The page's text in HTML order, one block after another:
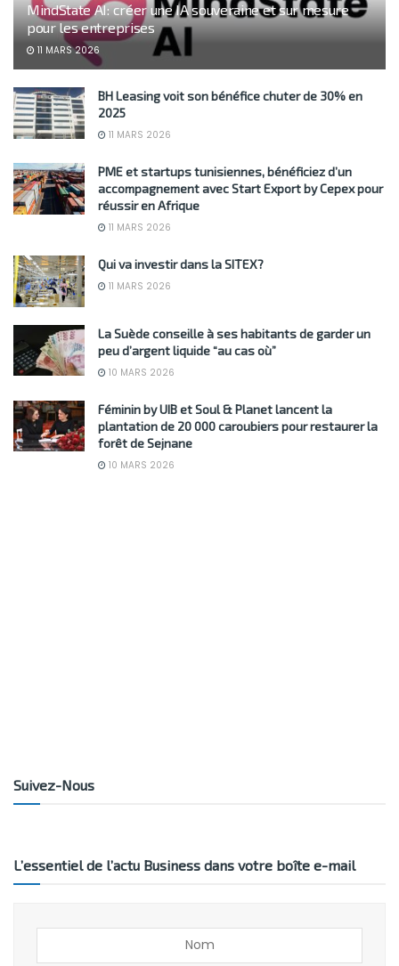
MindState AI: créer une IA souveraine et sur mesure
pour les entreprises
11 MARS 2026
BH Leasing voit son bénéfice chuter de 30% en
2025
11 MARS 2026
PME et startups tunisiennes, bénéficiez d’un
accompagnement avec Start Export by Cepex pour
réussir en Afrique
11 MARS 2026
Qui va investir dans la SITEX?
11 MARS 2026
La Suède conseille à ses habitants de garder un
peu d’argent liquide “au cas où”
10 MARS 2026
Féminin by UIB et Soul & Planet lancent la
plantation de 20 000 caroubiers pour restaurer la
forêt de Sejnane
10 MARS 2026
Suivez-Nous
L’essentiel de l’actu Business dans votre boîte e-mail